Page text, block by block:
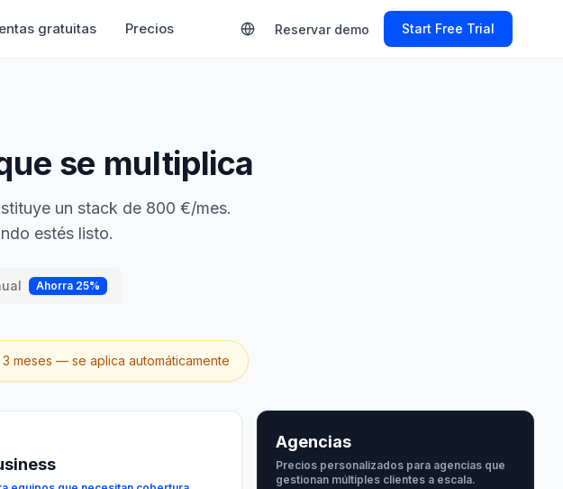
gratuitas Precios Reservar demo Start Free Trial
se multiplica
un stack de 800 €/mes.
estés listo.
Ahorra 25%
meses — se aplica automáticamente
Agencias
Precios personalizados para agencias que
gestionan múltiples clientes a escala.